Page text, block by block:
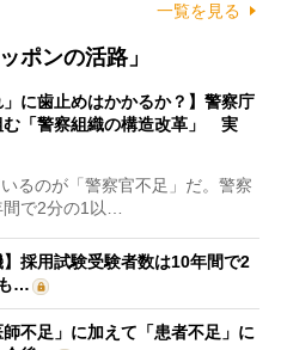
一覧を見る
ポンの活路」
」に歯止めはかかるか？】警察庁
む「警察組織の構造改革」 実
るのが「警察官不足」だ。警察
で2分の1以…
】採用試験受験者数は10年間で2
…
師不足」に加えて「患者不足」に